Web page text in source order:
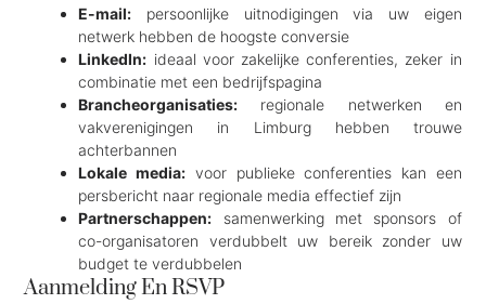
E-mail: persoonlijke uitnodigingen via uw eigen
netwerk hebben de hoogste conversie
LinkedIn: ideaal voor zakelijke conferenties, zeker in
combinatie met een bedrijfspagina
Brancheorganisaties: regionale netwerken en
vakverenigingen in Limburg hebben trouwe
achterbannen
Lokale media: voor publieke conferenties kan een
persbericht naar regionale media effectief zijn
Partnerschappen: samenwerking met sponsors of
co-organisatoren verdubbelt uw bereik zonder uw
budget te verdubbelen
Aanmelding En RSVP